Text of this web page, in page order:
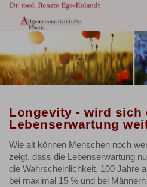
Longevity - wird sich
Lebenserwartung
Wie alt können Menschen noch
zeigt, dass die Lebenserwartung
die Wahrscheinlichkeit, 100 Jahre
bei maximal 15 % und bei